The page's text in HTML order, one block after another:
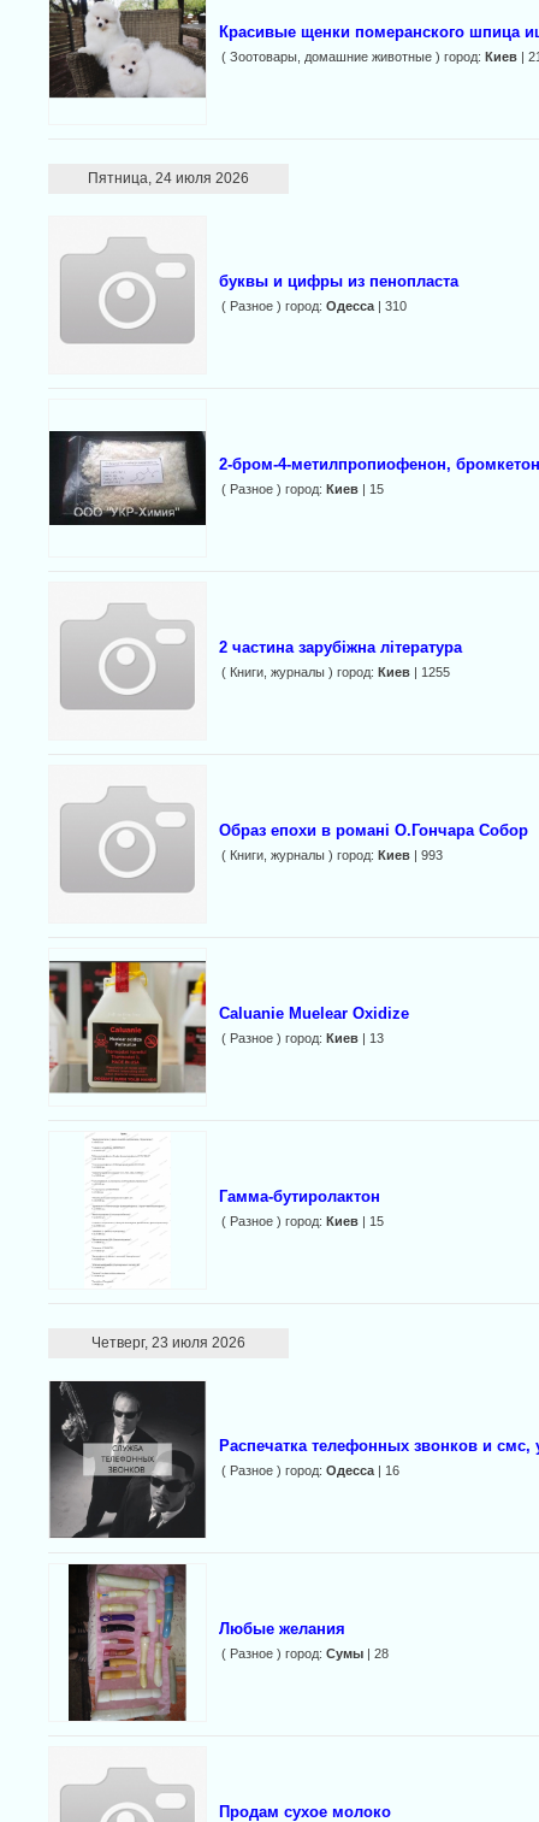
Красивые щенки померанского шпица
( Зоотовары, домашние животные ) город: Киев |
Пятница, 24 июля 2026
буквы и цифры из пенопласта
( Разное ) город: Одесса | 310
2-бром-4-метилпропиофенон,
( Разное ) город: Киев | 15
2 частина зарубіжна література
( Книги, журналы ) город: Киев | 1255
Образ епохи в романі О.Гончара Собор
( Книги, журналы ) город: Киев | 993
Caluanie Muelear Oxidize
( Разное ) город: Киев | 13
Гамма-бутиролактон
( Разное ) город: Киев | 15
Четверг, 23 июля 2026
Распечатка телефонных звонков и смс,
( Разное ) город: Одесса | 16
Любые желания
( Разное ) город: Сумы | 28
Продам сухое молоко